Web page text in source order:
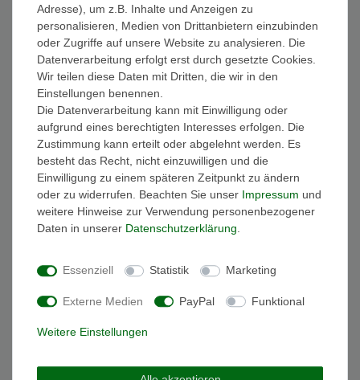
Wichtige Informationen
FAQ Funkuhren
Wasserdichtheit
Geschenkverpackung
Batterieentsorgung
Zahlung
Versand
Sicher und Bequem bezahlen
Schneller und sicherer Versand
Adresse), um z.B. Inhalte und Anzeigen zu
personalisieren, Medien von Drittanbietern einzubinden
oder Zugriffe auf unsere Website zu analysieren. Die
Datenverarbeitung erfolgt erst durch gesetzte Cookies.
Wir teilen diese Daten mit Dritten, die wir in den
Einstellungen benennen.
Die Datenverarbeitung kann mit Einwilligung oder
aufgrund eines berechtigten Interesses erfolgen. Die
Zustimmung kann erteilt oder abgelehnt werden. Es
besteht das Recht, nicht einzuwilligen und die
Einwilligung zu einem späteren Zeitpunkt zu ändern
oder zu widerrufen. Beachten Sie unser Impressum und
weitere Hinweise zur Verwendung personenbezogener
Daten in unserer Daten­schutz­erklärung
Essenziell Statistik Marketing
Externe Medien PayPal Funktional
Weitere Einstellungen